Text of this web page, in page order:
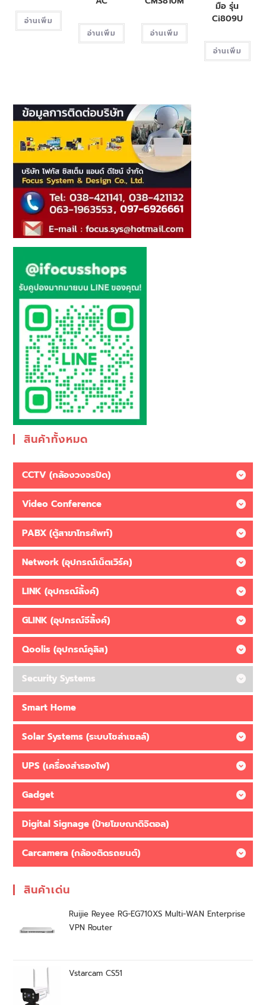
อ่านเพิ่ม
อ่านเพิ่ม อ่านเพิ่ม
มือ รุ่น
Ci809U
อ่านเพิ่ม
สินค้าทั้งหมด
CCTV (กล้องวงจรปิด)
Video Conference
PABX (ตู้สาขาโทรศัพท์)
Network (อุปกรณ์เน็ตเวิร์ค)
LINK (อุปกรณ์ลิ้งค์)
GLINK (อุปกรณ์จีลิ้งค์)
Qoolis (อุปกรณ์คูลิส)
Security Systems
Smart Home
Solar Systems (ระบบโซล่าเซลล์)
UPS (เครื่องสำรองไฟ)
Gadget
Digital Signage (ป้ายโฆษณาดิจิตอล)
Carcamera (กล้องติดรถยนต์)
สินค้าเด่น
Ruijie Reyee RG-EG710XS Multi-WAN Enterprise
VPN Router
Vstarcam CS51